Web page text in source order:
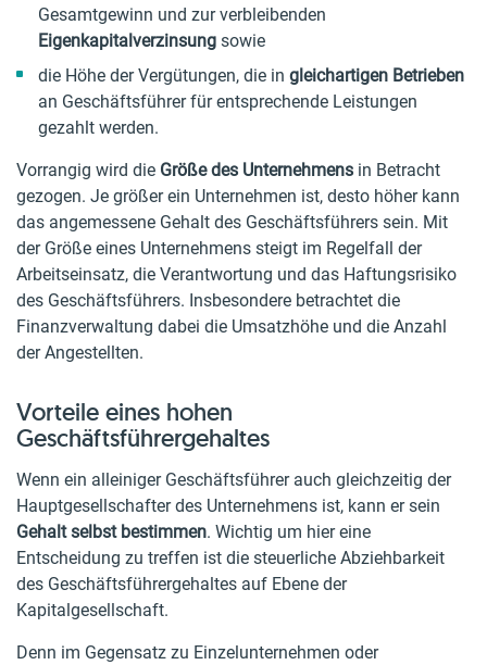
Gesamtgewinn und zur verbleibenden
Eigenkapitalverzinsung sowie
die Höhe der Vergütungen, die in gleichartigen Betrieben
an Geschäftsführer für entsprechende Leistungen
gezahlt werden.
Vorrangig wird die Größe des Unternehmens in Betracht
gezogen. Je größer ein Unternehmen ist, desto höher kann
das angemessene Gehalt des Geschäftsführers sein. Mit
der Größe eines Unternehmens steigt im Regelfall der
Arbeitseinsatz, die Verantwortung und das Haftungsrisiko
des Geschäftsführers. Insbesondere betrachtet die
Finanzverwaltung dabei die Umsatzhöhe und die Anzahl
der Angestellten.
Vorteile eines hohen
Geschäftsführergehaltes
Wenn ein alleiniger Geschäftsführer auch gleichzeitig der
Hauptgesellschafter des Unternehmens ist, kann er sein
Gehalt selbst bestimmen. Wichtig um hier eine
Entscheidung zu treffen ist die steuerliche Abziehbarkeit
des Geschäftsführergehaltes auf Ebene der
Kapitalgesellschaft.
Denn im Gegensatz zu Einzelunternehmen oder